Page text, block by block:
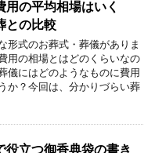
用の平均相場はいく
との比較
形式のお葬式・葬儀がありま
用の相場とはどのくらいなの
儀にはどのようなものに費用
か？今回は、分かりづらい葬
役立つ御香典袋の書き